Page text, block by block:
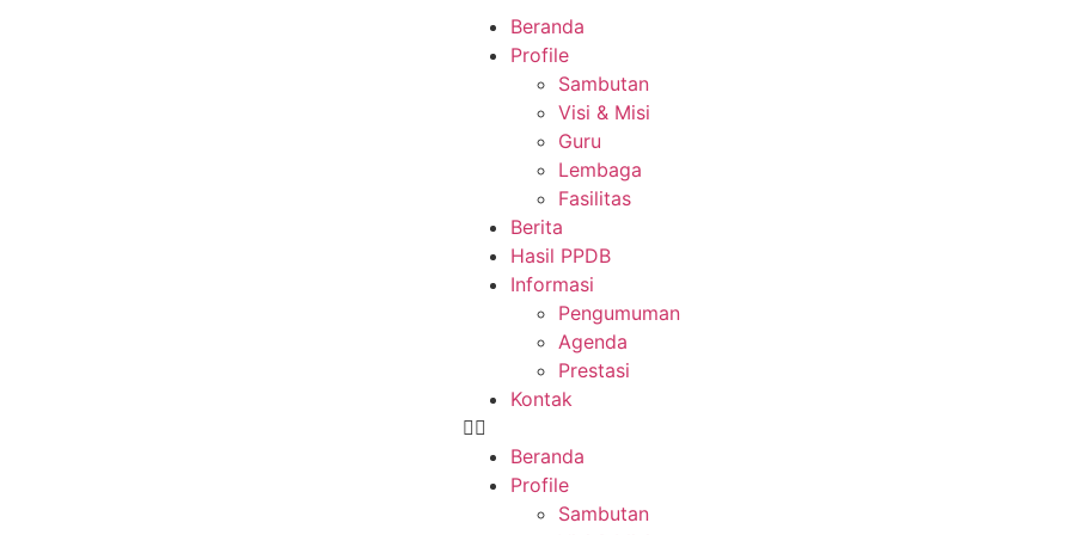
Beranda
Profile
Sambutan
Visi & Misi
Guru
Lembaga
Fasilitas
Berita
Hasil PPDB
Informasi
Pengumuman
Agenda
Prestasi
Kontak
Beranda
Profile
Sambutan